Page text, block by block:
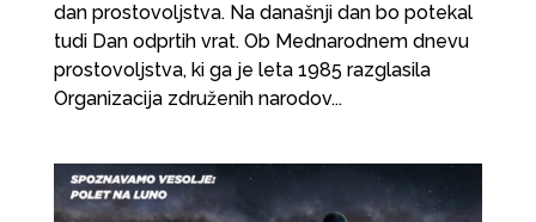
dan prostovoljstva. Na današnji dan bo potekal
tudi Dan odprtih vrat. Ob Mednarodnem dnevu
prostovoljstva, ki ga je leta 1985 razglasila
Organizacija združenih narodov...